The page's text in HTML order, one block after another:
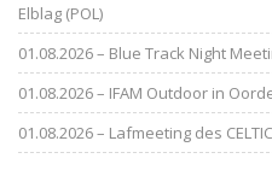
Elblag (POL)
01.08.2026 – Blue Track Night
01.08.2026 – IFAM Outdoor in
01.08.2026 – Lafmeeting des